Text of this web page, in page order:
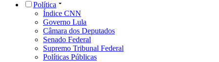
Política
Índice CNN
Governo Lula
Câmara dos Deputados
Senado Federal
Supremo Tribunal Federal
Políticas Públicas